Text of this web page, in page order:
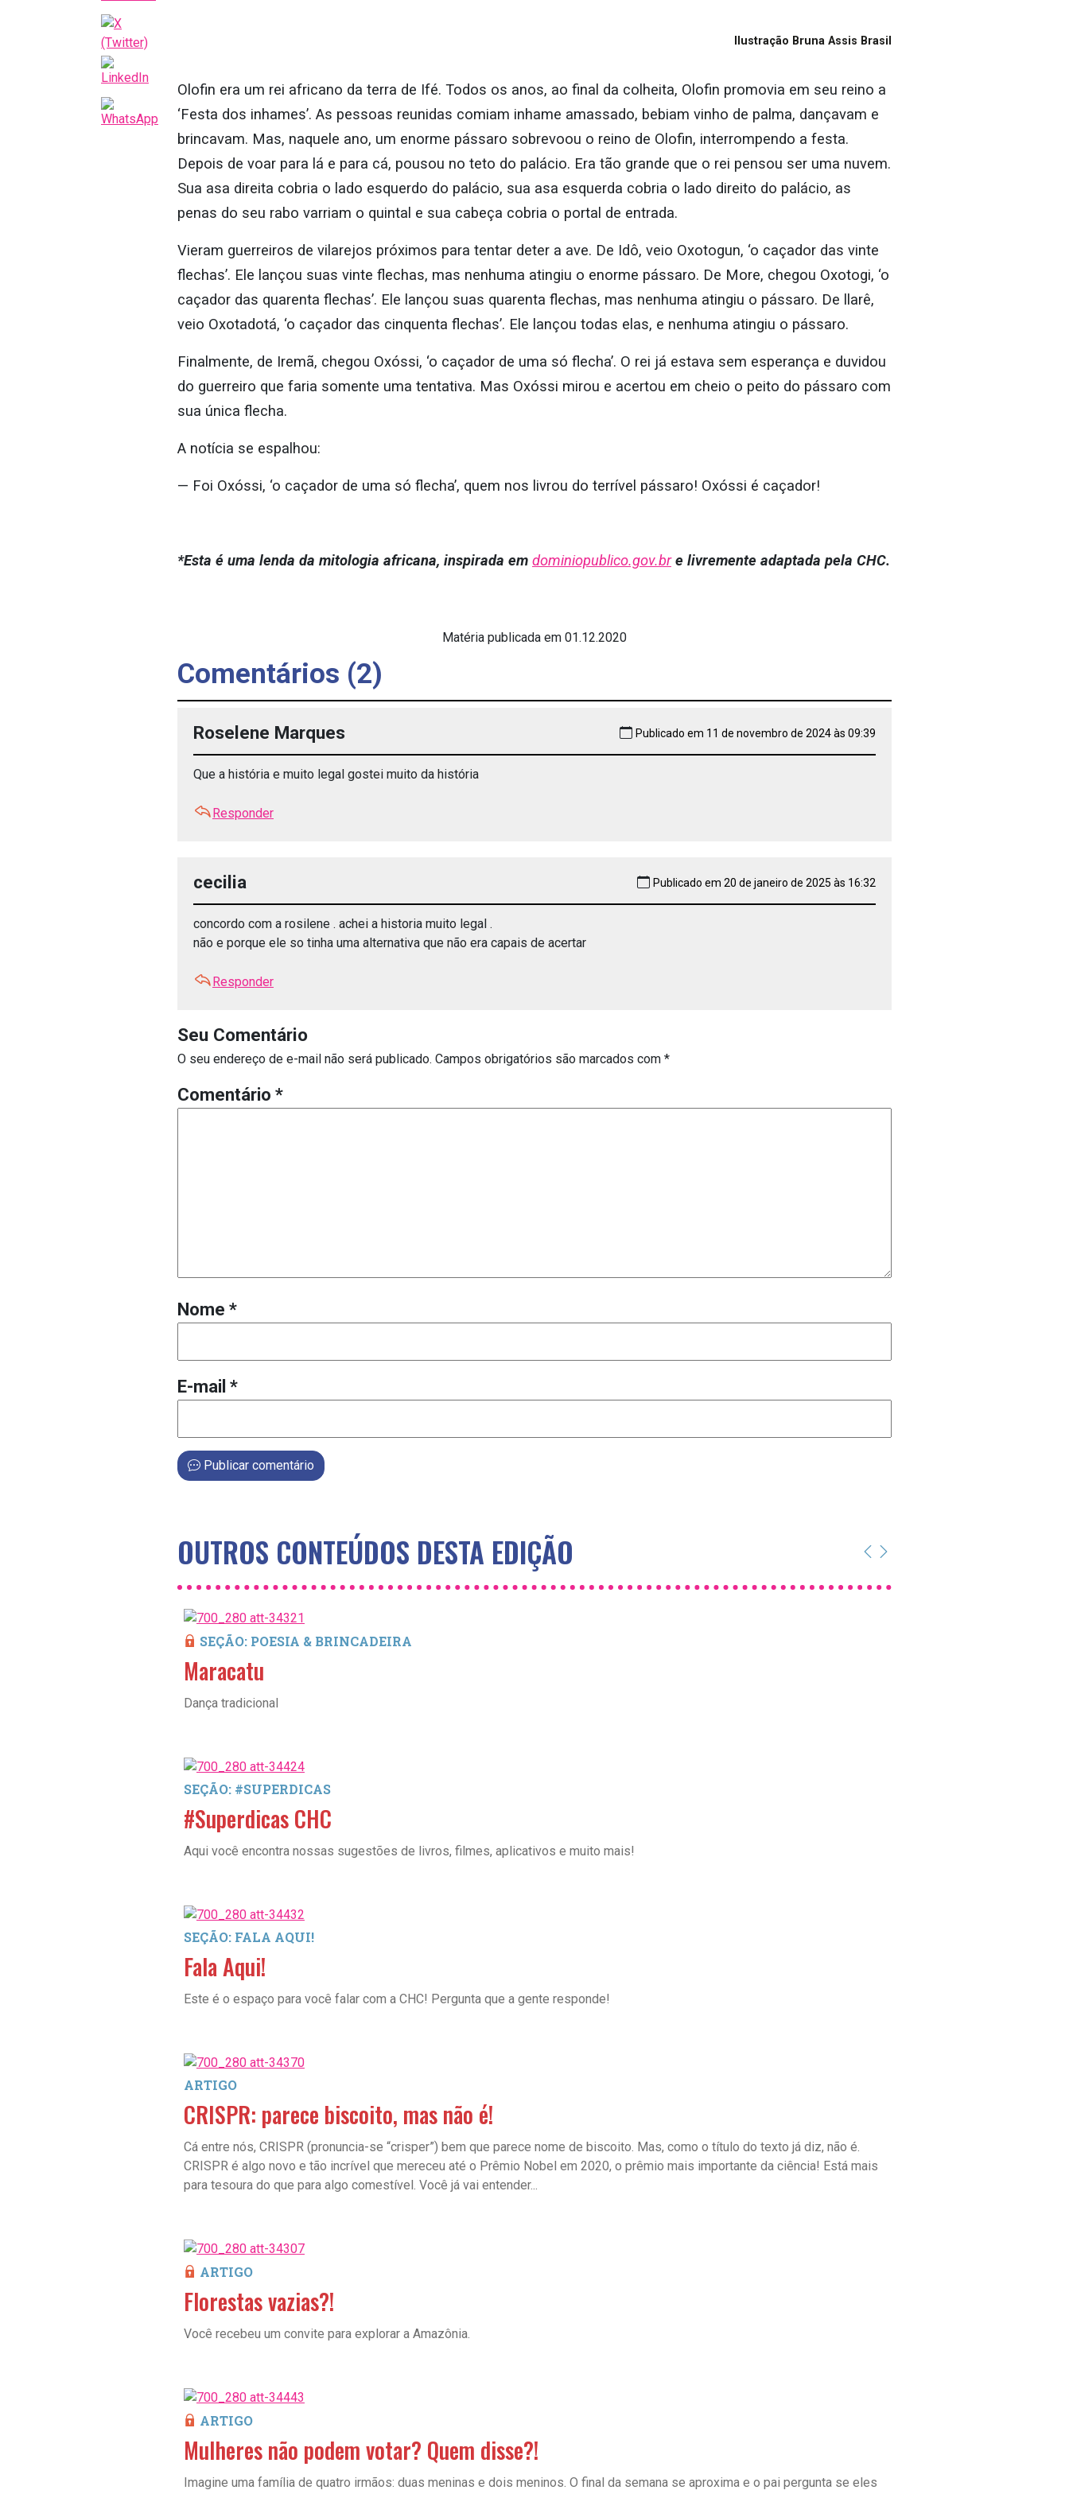
Ilustração Bruna Assis Brasil
Olofin era um rei africano da terra de Ifé. Todos os anos, ao final da colheita, Olofin promovia em seu reino a
‘Festa dos inhames’. As pessoas reunidas comiam inhame amassado, bebiam vinho de palma, dançavam e
brincavam. Mas, naquele ano, um enorme pássaro sobrevoou o reino de Olofin, interrompendo a festa.
Depois de voar para lá e para cá, pousou no teto do palácio. Era tão grande que o rei pensou ser uma nuvem.
Sua asa direita cobria o lado esquerdo do palácio, sua asa esquerda cobria o lado direito do palácio, as
penas do seu rabo varriam o quintal e sua cabeça cobria o portal de entrada.
Vieram guerreiros de vilarejos próximos para tentar deter a ave. De Idô, veio Oxotogun, ‘o caçador das vinte
flechas’. Ele lançou suas vinte flechas, mas nenhuma atingiu o enorme pássaro. De More, chegou Oxotogi, ‘o
caçador das quarenta flechas’. Ele lançou suas quarenta flechas, mas nenhuma atingiu o pássaro. De llarê,
veio Oxotadotá, ‘o caçador das cinquenta flechas’. Ele lançou todas elas, e nenhuma atingiu o pássaro.
Finalmente, de Iremã, chegou Oxóssi, ‘o caçador de uma só flecha’. O rei já estava sem esperança e duvidou
do guerreiro que faria somente uma tentativa. Mas Oxóssi mirou e acertou em cheio o peito do pássaro com
sua única flecha.
A notícia se espalhou:
— Foi Oxóssi, ‘o caçador de uma só flecha’, quem nos livrou do terrível pássaro! Oxóssi é caçador!
*Esta é uma lenda da mitologia africana, inspirada em dominiopublico.gov.bre livremente adaptada pela CHC.
Matéria publicada em 01.12.2020
Comentários (2)
Roselene Marques Publicado em 11 de novembro de 2024 às 09:39
Que a história e muito legal gostei muito da história
Responder
cecilia Publicado em 20 de janeiro de 2025 às 16:32
concordo com a rosilene . achei a historia muito legal .
não e porque ele so tinha uma alternativa que não era capais de acertar
Responder
Seu Comentário
O seu endereço de e-mail não será publicado. Campos obrigatórios são marcados com *
Comentário *
Nome *
E-mail *
Publicar comentário
OUTROS CONTEÚDOS DESTA EDIÇÃO
SEÇÃO: POESIA & BRINCADEIRA
Maracatu
Dança tradicional
SEÇÃO: #SUPERDICAS
#Superdicas CHC
Aqui você encontra nossas sugestões de livros, filmes, aplicativos e muito mais!
SEÇÃO: FALA AQUI!
Fala Aqui!
Este é o espaço para você falar com a CHC! Pergunta que a gente responde!
ARTIGO
CRISPR: parece biscoito, mas não é!
Cá entre nós, CRISPR (pronuncia-se “crisper”) bem que parece nome de biscoito. Mas, como o título do texto já diz, não é.
CRISPR é algo novo e tão incrível que mereceu até o Prêmio Nobel em 2020, o prêmio mais importante da ciência! Está mais
para tesoura do que para algo comestível. Você já vai entender...
ARTIGO
Florestas vazias?!
Você recebeu um convite para explorar a Amazônia.
ARTIGO
Mulheres não podem votar? Quem disse?!
Imagine uma família de quatro irmãos: duas meninas e dois meninos. O final da semana se aproxima e o pai pergunta se eles